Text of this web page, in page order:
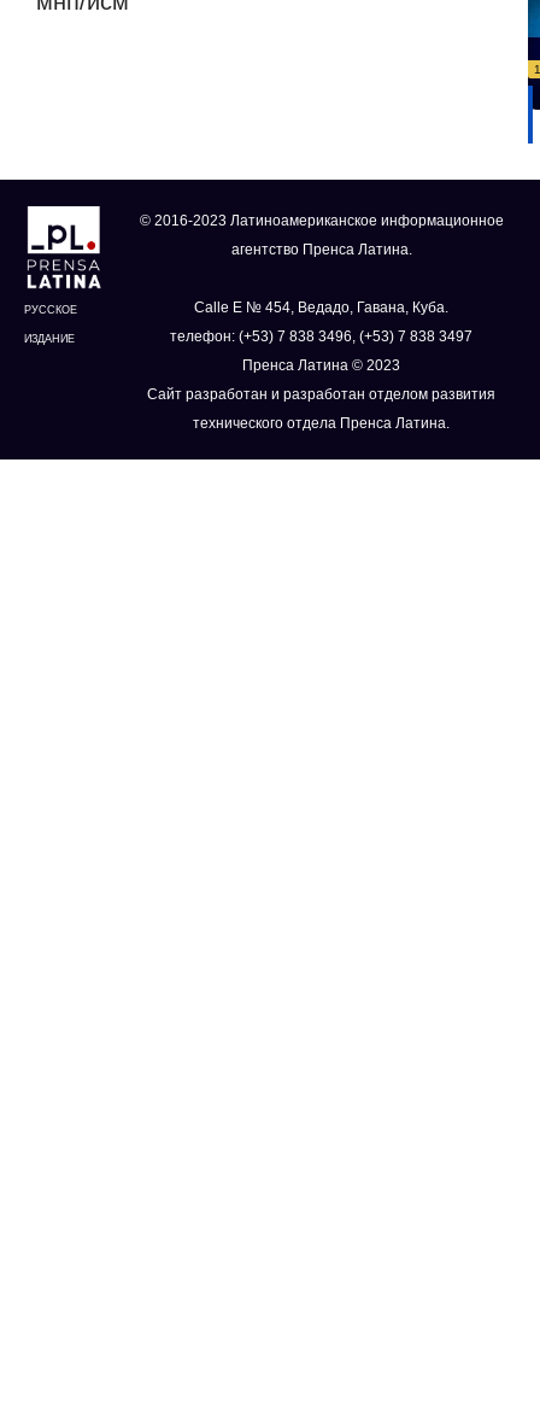
РУССКОЕ
ИЗДАНИЕ
© 2016-2023 Латиноамериканское информационное
агентство Пренса Латина.
Calle E № 454, Ведадо, Гавана, Куба.
телефон: (+53) 7 838 3496, (+53) 7 838 3497
Пренса Латина © 2023
Сайт разработан и разработан отделом развития
технического отдела Пренса Латина.